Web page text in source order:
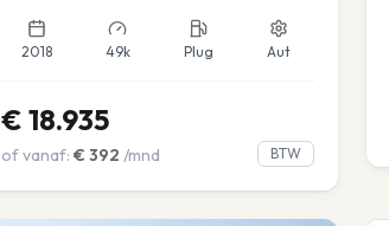
2018 49k Plug Aut
€ 18.935
of vanaf: € 392 /mnd BTW